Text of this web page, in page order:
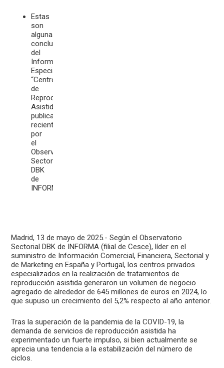
Estas
son
algunas
conclusiones
del
Informe
Especial
“Centros
de
Reproducción
Asistida”
publicado
recientemente
por
el
Observatorio
Sectorial
DBK
de
INFORMA.
Madrid, 13 de mayo de 2025.- Según el Observatorio
Sectorial DBK de INFORMA (filial de Cesce), líder en el
suministro de Información Comercial, Financiera, Sectorial y
de Marketing en España y Portugal, los centros privados
especializados en la realización de tratamientos de
reproducción asistida generaron un volumen de negocio
agregado de alrededor de 645 millones de euros en 2024, lo
que supuso un crecimiento del 5,2% respecto al año anterior.
Tras la superación de la pandemia de la COVID-19, la
demanda de servicios de reproducción asistida ha
experimentado un fuerte impulso, si bien actualmente se
aprecia una tendencia a la estabilización del número de
ciclos.